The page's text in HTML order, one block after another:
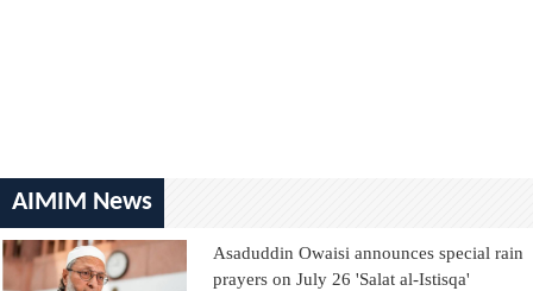
AIMIM News
Asaduddin Owaisi announces special rain
prayers on July 26 'Salat al-Istisqa'